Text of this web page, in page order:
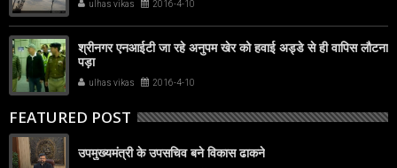
ulhas vikas 2016-4-10
श्रीनगर एनआईटी जा रहे अनुपम खेर को हवाई अड्डे से ही वापिस लौटना
पड़ा
ulhas vikas 2016-4-10
FEATURED POST
उपमुख्यमंत्री के उपसचिव बने विकास ढाकने